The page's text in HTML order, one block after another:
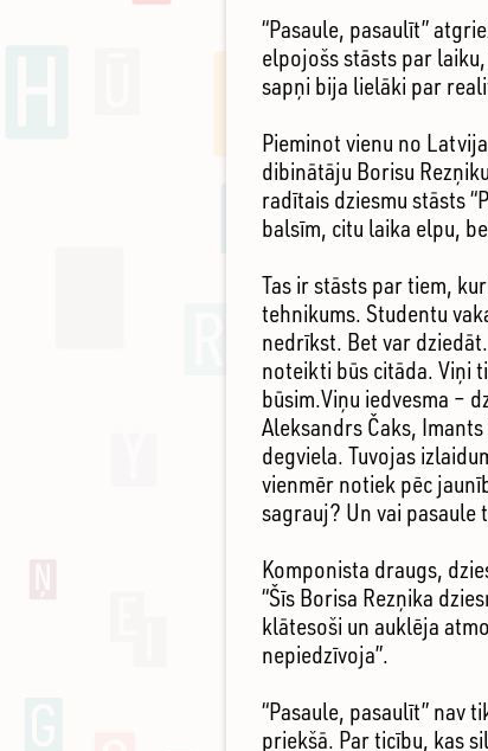
“Pasaule, pasaulīt”
elpojošs stāsts par
sapņi bija lielāki par
Pieminot vienu no
dibinātāju Borisu
radītais dziesmu stāsts
balsīm, citu laika elpu,
Tas ir stāsts par tiem,
tehnikums. Studentu
nedrīkst. Bet var
noteikti būs citāda. Viņi
būsim.Viņu iedvesma –
Aleksandrs Čaks,
degviela. Tuvojas
vienmēr notiek pēc
sagrauj? Un vai
Komponista draugs,
“Šīs Borisa Rezņika
klātesoši un auklēja
nepiedzīvoja”.
“Pasaule, pasaulīt” nav
priekšā. Par ticību, kas